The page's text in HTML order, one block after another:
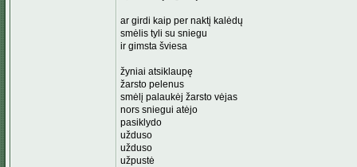
ar girdi kaip per naktį kalėdų
smėlis tyli su sniegu
ir gimsta šviesa
žyniai atsiklaupę
žarsto pelenus
smėlį palaukėj žarsto vėjas
nors sniegui atėjo
pasiklydo
užduso
užduso
užpustė